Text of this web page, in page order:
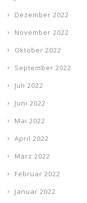
Dezember 2022
November 2022
Oktober 2022
September 2022
Juli 2022
Juni 2022
Mai 2022
April 2022
März 2022
Februar 2022
Januar 2022